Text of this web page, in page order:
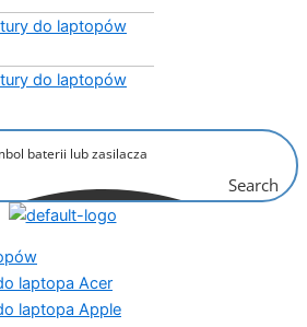
do laptopów
do laptopów
Search
laptopa Acer
laptopa Apple